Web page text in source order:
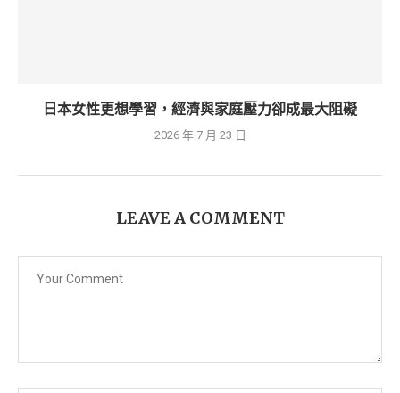
日本女性更想學習，經濟與家庭壓力卻成最大阻礙
2026 年 7 月 23 日
LEAVE A COMMENT